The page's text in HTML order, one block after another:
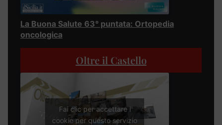
La Buona Salute 63° puntata: Ortopedia
oncologica
Oltre il Castello
Fai clic per accettare i
cookie per questo servizio